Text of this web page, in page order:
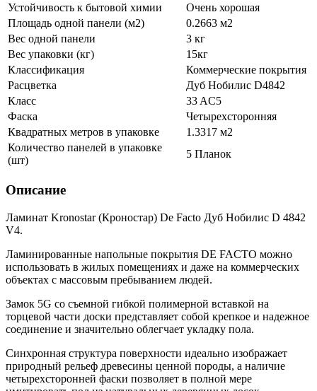
Устойчивость к бытовой химии
Очень хорошая
Площадь одной панели (м2)
0.2663 м2
Вес одной панели
3 кг
Вес упаковки (кг)
15кг
Классификация
Коммерческие покрытия
Расцветка
Дуб Нобилис D4842
Класс
33 AC5
Фаска
Четырехсторонняя
Квадратных метров в упаковке
1.3317 м2
Количество панелей в упаковке
(шт)
5 Планок
Описание
Ламинат Kronostar (Кроностар) De Facto Дуб Нобилис D 4842
V4.
Ламинированные напольные покрытия DE FACTO можно
использовать в жилых помещениях и даже на коммерческих
объектах с массовым пребыванием людей.
Замок 5G со съемной гибкой полимерной вставкой на
торцевой части доски представляет собой крепкое и надежное
соединение и значительно облегчает укладку пола.
Синхронная структура поверхности идеально изображает
природный рельеф древесины ценной породы, а наличие
четырехсторонней фаски позволяет в полной мере